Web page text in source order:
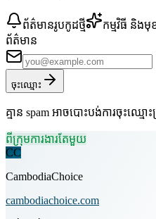
ព័ត៌មានរូបកូដថ្មី កម្មវិធី និងមុ
ព័ត៌មាន
ចុះឈ្មោះ
គ្មាន spam អាចបោះបង់ការចុះឈ្មោ
ពីក្រុមការងារតែមួយ
CC
CambodiaChoice
cambodiachoice.com